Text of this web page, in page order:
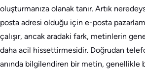
oluşturmanıza olanak tanır. Artık
posta adresi olduğu için e-posta
çalışır, ancak aradaki fark, metinlerin
daha acil hissettirmesidir. Doğrudan
anında bilgilendiren bir metin, genellikle